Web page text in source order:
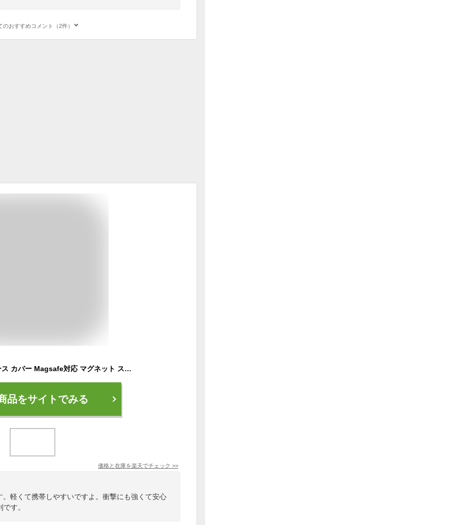
のおすすめコメント（2件）
Google Pixel 7a ケース カバー Magsafe対応 マグネット スマホケース スマホカバー ソフトケース tpu au docomo ドコモ ソフトバンク softbank simフリー ストラップホール シンプル 保護 マグセーフ対応 かわいい 軽量 Google Pixel7a GooglePixel7a グーグル ピクセル
品をサイトでみる
価格と在庫を楽天でチェック >>
軽くて携帯しやすいですよ。衝撃にも強くて安心
す。